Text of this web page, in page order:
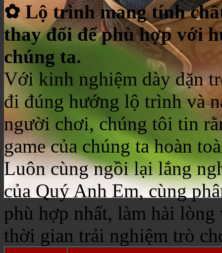
✿ Lộ trình mang tính
thay đổi để phù hợp với
chúng ta.
Với kinh nghiệm dày dặn
đi đúng hướng lộ trình và
người chơi, chúng tôi tin
game của chúng ta hoàn
Luôn cùng ngồi lại lắng
của Quý Anh Em, cùng
phù hợp nhất, làm hài
thời gian trải nghiệm trò